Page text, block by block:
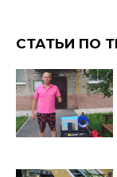
СТАТЬИ ПО